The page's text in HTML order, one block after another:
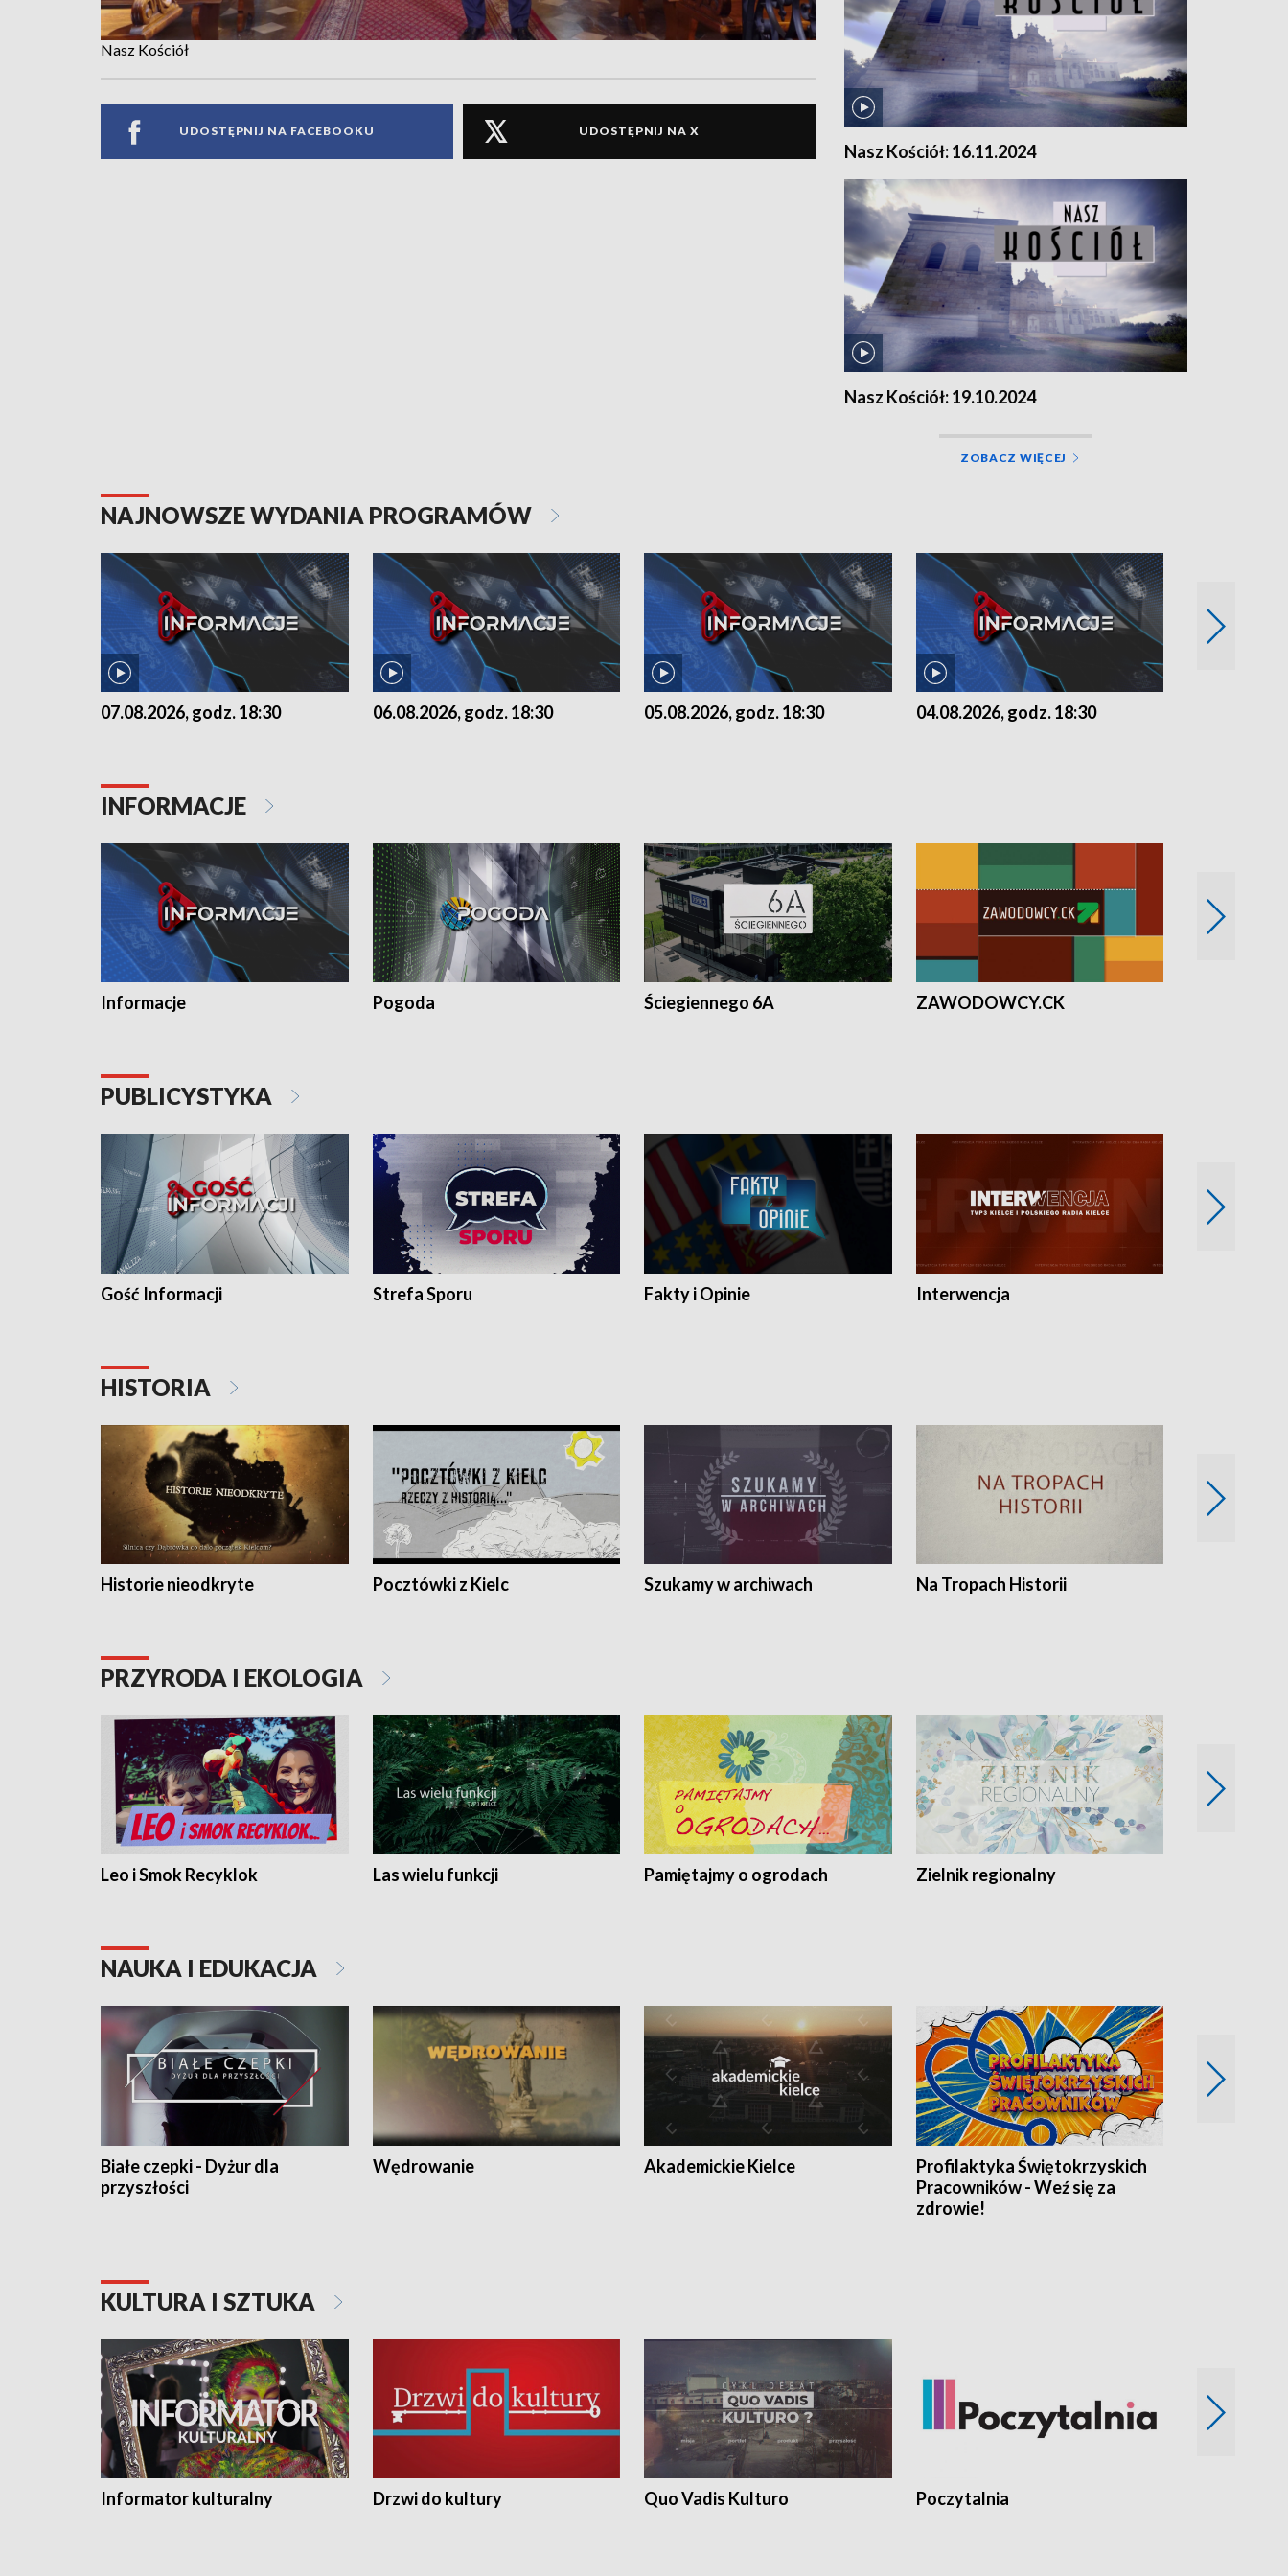
Nasz Kościół
UDOSTĘPNIJ NA FACEBOOKU UDOSTĘPNIJ NA X
Nasz Kościół: 16.11.2024
Nasz Kościół: 19.10.2024
ZOBACZ WIĘCEJ
NAJNOWSZE WYDANIA PROGRAMÓW
07.08.2026, godz. 18:30 06.08.2026, godz. 18:30 05.08.2026, godz. 18:30 04.08.2026, godz. 18:30
INFORMACJE
Informacje Pogoda Ściegiennego 6A ZAWODOWCY.CK
PUBLICYSTYKA
Gość Informacji Strefa Sporu Fakty i Opinie Interwencja
HISTORIA
Historie nieodkryte Pocztówki z Kielc Szukamy w archiwach Na Tropach Historii
PRZYRODA I EKOLOGIA
Leo i Smok Recyklok Las wielu funkcji Pamiętajmy o ogrodach Zielnik regionalny
NAUKA I EDUKACJA
Białe czepki - Dyżur dla
przyszłości
Wędrowanie Akademickie Kielce
Profilaktyka Świętokrzyskich
Pracowników - Weź się za
zdrowie!
KULTURA I SZTUKA
Informator kulturalny Drzwi do kultury Quo Vadis Kulturo Poczytalnia